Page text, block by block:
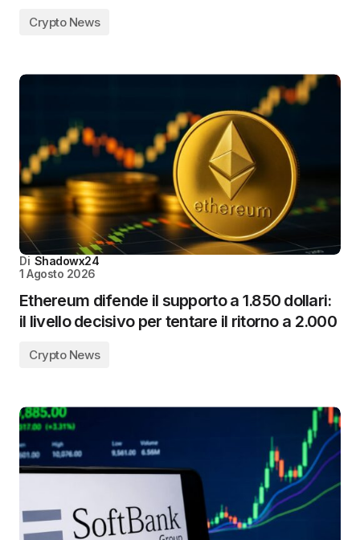
Crypto News
Di Shadowx24
1 Agosto 2026
Ethereum difende il supporto a 1.850 dollari:
il livello decisivo per tentare il ritorno a 2.000
Crypto News